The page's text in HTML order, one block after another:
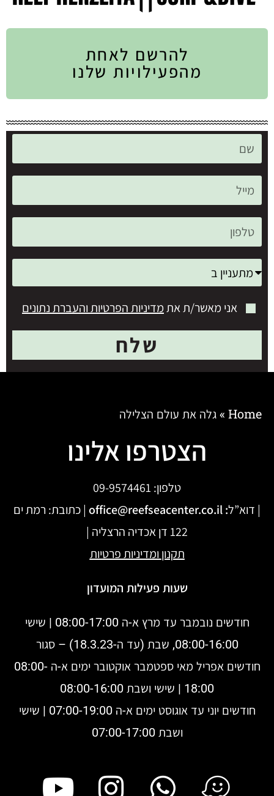
להרשם לאחת
מהפעילויות שלנו
אני מאשר/ת אתמדיניות הפרטיות והעברת נתונים
שלח
Home
»גלה את עולם הצלילה
הצטרפו אלינו
טלפון: 09-9574461
| דוא”ל:
office@reefseacenter.co.il | כתובת: רמת ים
122 דן אכדיה הרצליה |
תקנוןומדיניות פרטיות
שעות פעילות המועדון
חודשים נובמבר עד מרץ א-ה 08:00-17:00 | שישי
08:00-16:00, שבת (עד ה-18.3.23) – סגור
חודשים אפריל מאי ספטמבר אוקטובר ימים א-ה 08:00-
18:00 | שישי ושבת 08:00-16:00
חודשים יוני עד אוגוסט ימים א-ה 07:00-19:00 | שישי
ושבת 07:00-17:00